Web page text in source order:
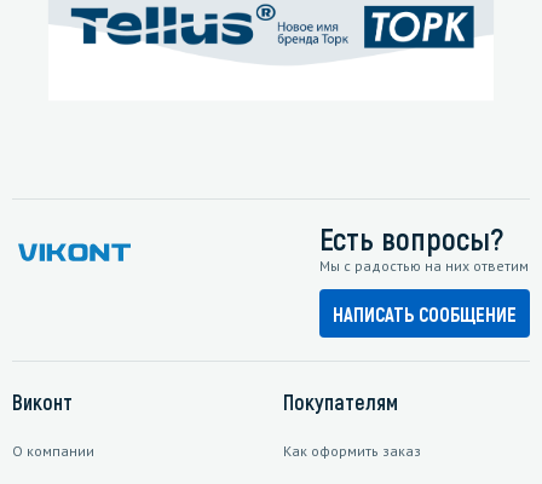
Есть вопросы?
Мы с радостью на них ответим
НАПИСАТЬ СООБЩЕНИЕ
Виконт
О компании
Покупателям
Как оформить заказ